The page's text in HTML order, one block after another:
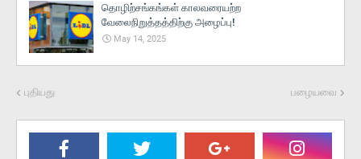
தொழிற்சங்கங்கள் காலவரையற்ற
வேலைநிறுத்தத்திற்கு அழைப்பு!
May 14, 2025
புதியது பழையவை